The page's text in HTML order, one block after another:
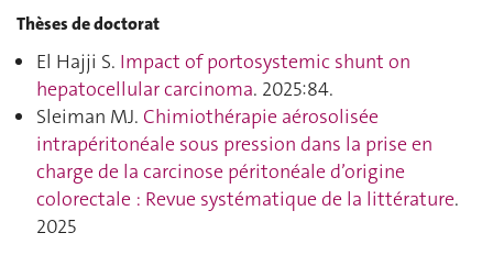
Thèses de doctorat
El Hajji S. Impact of portosystemic shunt on
hepatocellular carcinoma. 2025:84.
Sleiman MJ. Chimiothérapie aérosolisée
intrapéritonéale sous pression dans la prise en
charge de la carcinose péritonéale d’origine
colorectale : Revue systématique de la littérature.
2025